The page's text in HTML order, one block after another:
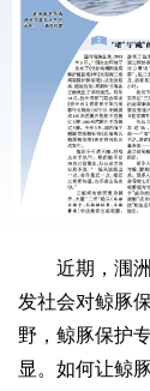
近期，涠洲
发社会对鲸豚
野，鲸豚保护
显。如何让鲸